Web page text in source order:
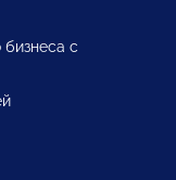
бизнеса с